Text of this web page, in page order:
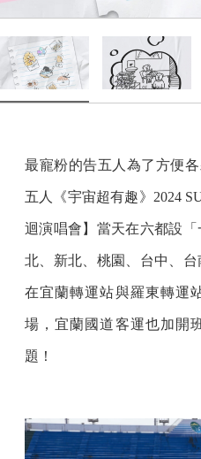
最寵粉的告五人為了方便
五人《宇宙超有趣》2024
迴演唱會】當天在六都設
北、新北、桃園、台中、台
在宜蘭轉運站與羅東轉運
場，宜蘭國道客運也加開
題！